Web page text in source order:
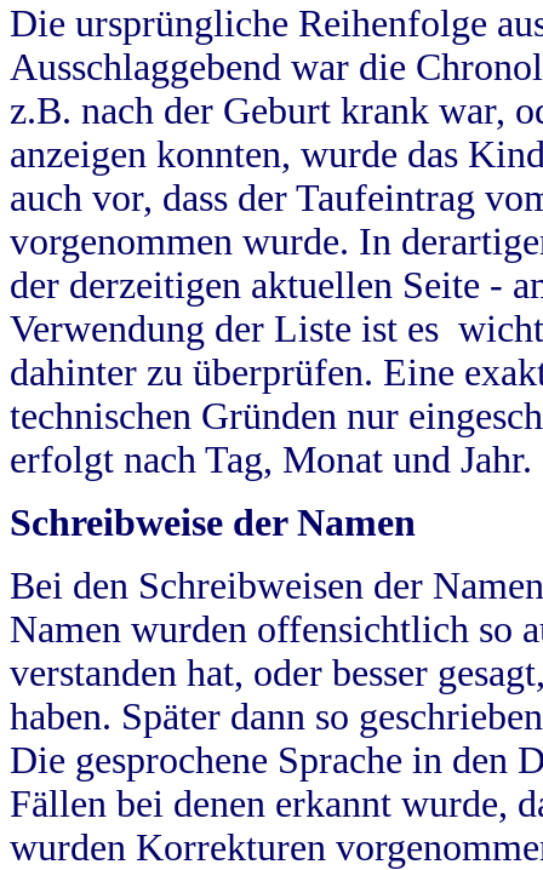
Die ursprüngliche Reihenfolge
Ausschlaggebend war die
z.B. nach der Geburt krank war,
anzeigen konnten, wurde das
auch vor, dass der Taufeintrag
vorgenommen wurde. In
der derzeitigen aktuellen Seite -
Verwendung der Liste ist es
dahinter zu überprüfen. Eine
technischen Gründen nur
erfolgt nach Tag, Monat und Jahr.
Schreibweise der Namen
Bei den Schreibweisen der
Namen wurden offensichtlich so
verstanden hat, oder besser
haben. Später dann so
Die gesprochene Sprache in
Fällen bei denen erkannt wurde,
wurden Korrekturen